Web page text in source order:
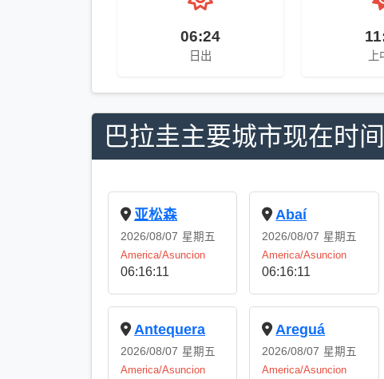
06:24
日出
巴拉圭主要城市现在时间
亚松森
2026/08/07 星期五
America/Asuncion
06:16:11
Abaí
2026/08/07 星期五
America/Asuncion
06:16:11
Antequera
2026/08/07 星期五
America/Asuncion
Areguá
2026/08/07 星期五
America/Asuncion